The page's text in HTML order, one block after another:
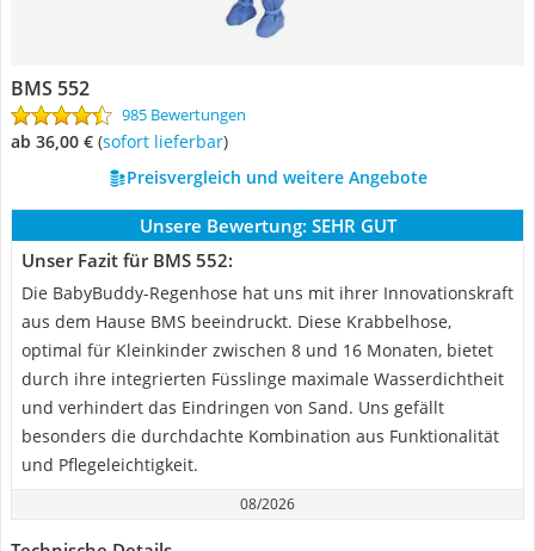
BMS 552
985 Bewertungen
ab 36,00 € ( Sofort lieferbar)
Preisvergleich und weitere Angebote
Unsere Bewertung: SEHR GUT
Unser Fazit für BMS 552:
Die BabyBuddy-Regenhose hat uns mit ihrer Innovationskraft
aus dem Hause BMS beeindruckt. Diese Krabbelhose,
optimal für Kleinkinder zwischen 8 und 16 Monaten, bietet
durch ihre integrierten Füsslinge maximale Wasserdichtheit
und verhindert das Eindringen von Sand. Uns gefällt
besonders die durchdachte Kombination aus Funktionalität
und Pflegeleichtigkeit.
08/2026